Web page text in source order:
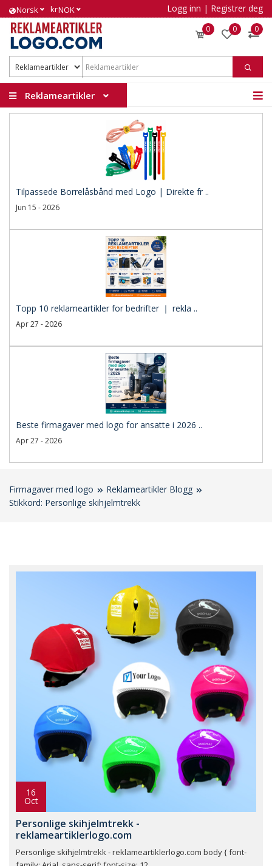
Norsk krNOK Logg inn | Registrer deg
0 0 0
Reklameartikler
Tilpassede Borrelåsbånd med Logo | Direkte fr ..
Jun 15 - 2026
Topp 10 reklameartikler for bedrifter ｜ rekla ..
Apr 27 - 2026
Beste firmagaver med logo for ansatte i 2026 ..
Apr 27 - 2026
Firmagaver med logo
Reklameartikler Blogg
Stikkord: Personlige skihjelmtrekk
16
Oct
Personlige skihjelmtrekk -
reklameartiklerlogo.com
Personlige skihjelmtrekk - reklameartiklerlogo.com body { font-